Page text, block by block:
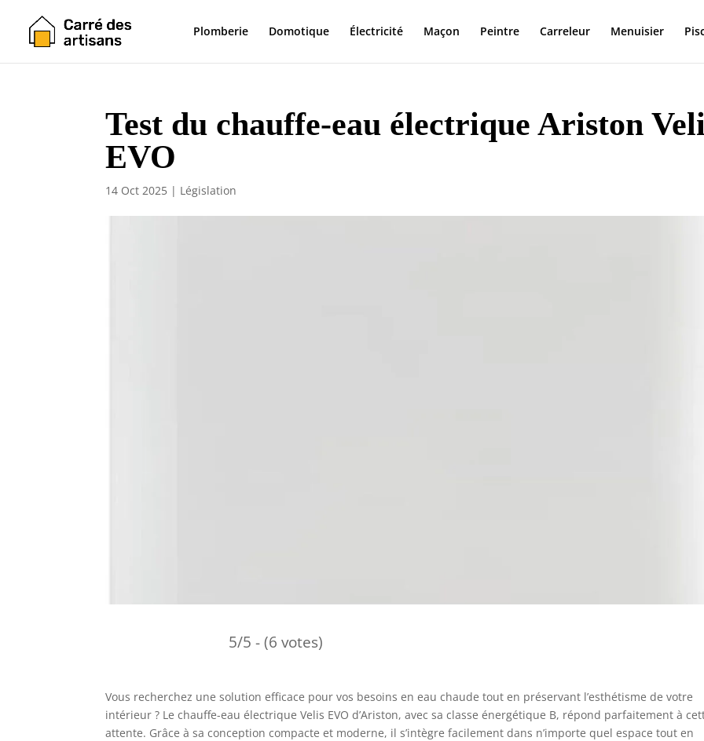
Plomberie Domotique Électricité Maçon Peintre Carreleur Menuisier
Test du chauffe-eau électrique Ariston
EVO
14 Oct 2025 | Législation
5/5 - (6 votes)
Vous recherchez une solution efficace pour vos besoins en eau chaude tout en préservant l’esthétisme de votre
intérieur ? Le chauffe-eau électrique Velis EVO d’Ariston, avec sa classe énergétique B, répond parfaitement à
attente. Grâce à sa conception compacte et moderne, il s’intègre facilement dans n’importe quel espace tout en